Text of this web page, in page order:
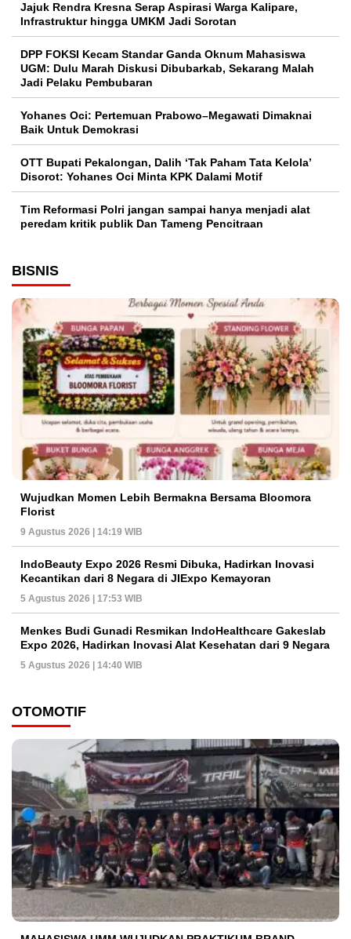
Jajuk Rendra Kresna Serap Aspirasi Warga Kalipare,
Infrastruktur hingga UMKM Jadi Sorotan
DPP FOKSI Kecam Standar Ganda Oknum Mahasiswa
UGM: Dulu Marah Diskusi Dibubarkab, Sekarang Malah
Jadi Pelaku Pembubaran
Yohanes Oci: Pertemuan Prabowo–Megawati Dimaknai
Baik Untuk Demokrasi
OTT Bupati Pekalongan, Dalih ‘Tak Paham Tata Kelola’
Disorot: Yohanes Oci Minta KPK Dalami Motif
Tim Reformasi Polri jangan sampai hanya menjadi alat
peredam kritik publik Dan Tameng Pencitraan
BISNIS
Wujudkan Momen Lebih Bermakna Bersama Bloomora
Florist
9 Agustus 2026 | 14:19 WIB
IndoBeauty Expo 2026 Resmi Dibuka, Hadirkan Inovasi
Kecantikan dari 8 Negara di JIExpo Kemayoran
5 Agustus 2026 | 17:53 WIB
Menkes Budi Gunadi Resmikan IndoHealthcare Gakeslab
Expo 2026, Hadirkan Inovasi Alat Kesehatan dari 9 Negara
5 Agustus 2026 | 14:40 WIB
OTOMOTIF